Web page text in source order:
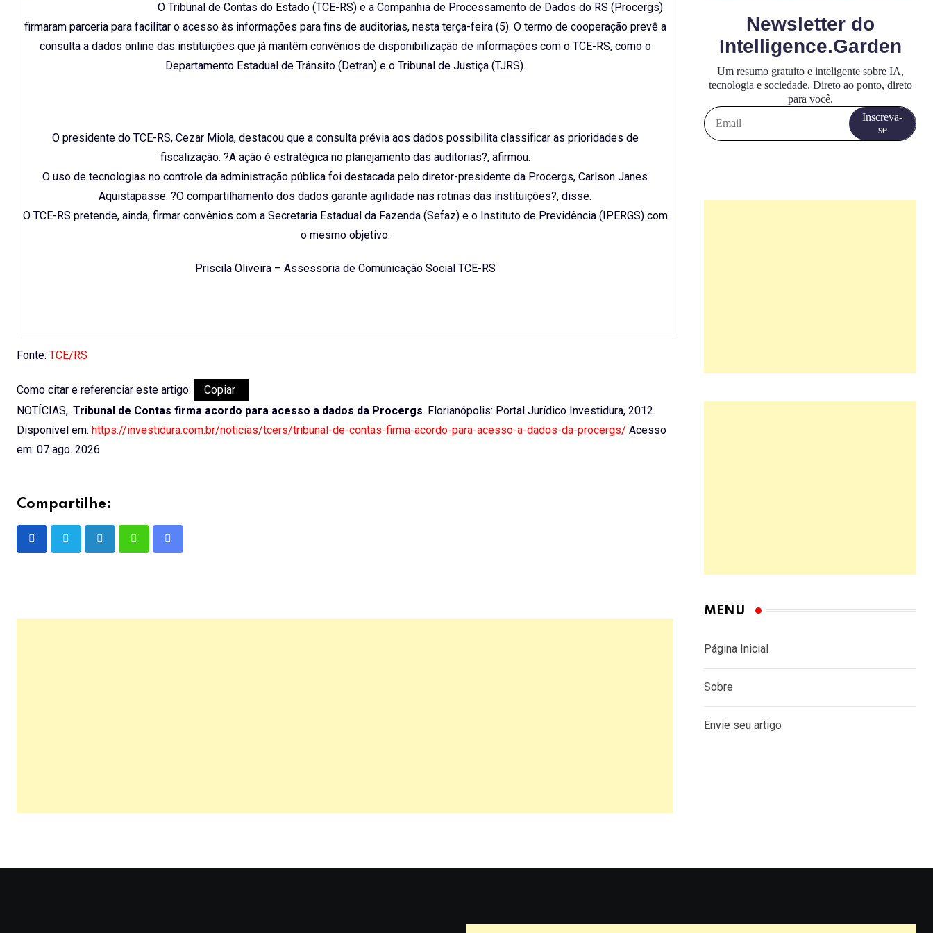
O Tribunal de Contas do Estado (TCE-RS) e a Companhia de Processamento de Dados do RS (Procergs)
firmaram parceria para facilitar o acesso às informações para fins de auditorias, nesta terça-feira (5). O termo de cooperação prevê a
consulta a dados online das instituições que já mantêm convênios de disponibilização de informações com o TCE-RS, como o
Departamento Estadual de Trânsito (Detran) e o Tribunal de Justiça (TJRS).
O presidente do TCE-RS, Cezar Miola, destacou que a consulta prévia aos dados possibilita classificar as prioridades de
fiscalização. ?A ação é estratégica no planejamento das auditorias?, afirmou.
O uso de tecnologias no controle da administração pública foi destacada pelo diretor-presidente da Procergs, Carlson Janes
Aquistapasse. ?O compartilhamento dos dados garante agilidade nas rotinas das instituições?, disse.
O TCE-RS pretende, ainda, firmar convênios com a Secretaria Estadual da Fazenda (Sefaz) e o Instituto de Previdência (IPERGS) com
o mesmo objetivo.
Priscila Oliveira – Assessoria de Comunicação Social TCE-RS
Fonte: TCE/RS
Como citar e referenciar este artigo:
Copiar
NOTÍCIAS,. Tribunal de Contas firma acordo para acesso a dados da Procergs. Florianópolis: Portal Jurídico Investidura, 2012.
Disponível em: https://investidura.com.br/noticias/tcers/tribunal-de-contas-firma-acordo-para-acesso-a-dados-da-procergs/ Acesso
em: 07 ago. 2026
Compartilhe:
LinkedInWhatsappShare
MENU
Página Inicial
Sobre
Envie seu artigo